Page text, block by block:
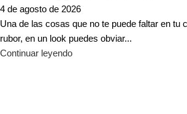
4 de agosto de 2026
Una de las cosas que no te puede faltar en tu
rubor, en un look puedes obviar...
Continuar leyendo